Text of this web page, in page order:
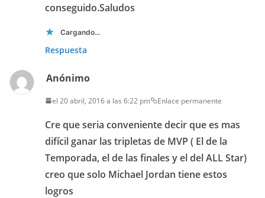
conseguido.Saludos
Cargando...
Respuesta
Anónimo
el 20 abril, 2016 a las 6:22 pm Enlace permanente
Cre que seria conveniente decir que es mas
difícil ganar las tripletas de MVP ( El de la
Temporada, el de las finales y el del ALL Star)
creo que solo Michael Jordan tiene estos
logros